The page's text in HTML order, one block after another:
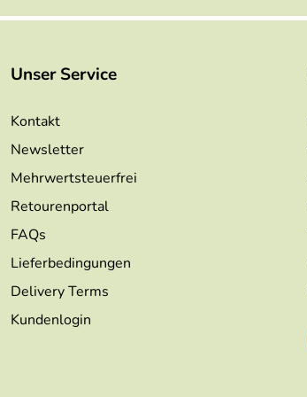
Unser Service
Kontakt
Newsletter
Mehrwertsteuerfrei
Retourenportal
FAQs
Lieferbedingungen
Delivery Terms
Kundenlogin